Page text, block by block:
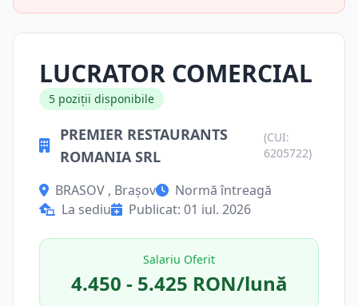
LUCRATOR COMERCIAL
5 poziții disponibile
PREMIER RESTAURANTS
ROMANIA SRL
(CUI:
6205722)
BRASOV , Brașov
Normă întreagă
La sediu
Publicat: 01 iul. 2026
Salariu Oferit
4.450 - 5.425 RON/lună